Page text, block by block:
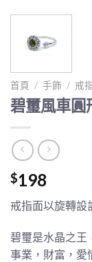
首頁 / 手飾 / 戒
碧璽風車圓
$198
戒指面以旋轉設
碧璽是水晶之王
事業，財富，愛